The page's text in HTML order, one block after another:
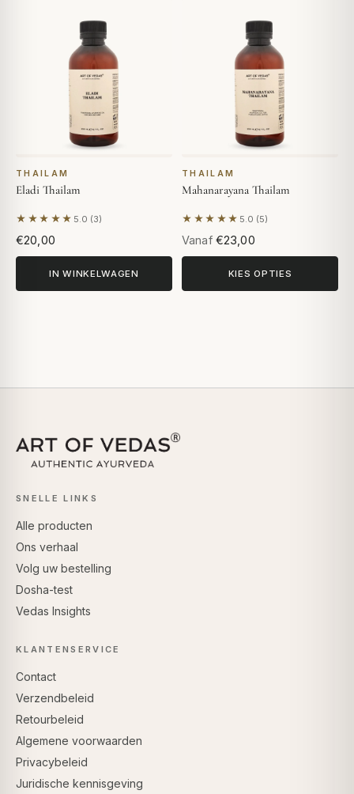
THAILAM
Eladi Thailam
★★★★★ 5.0 (3)
Gebaseerd op 3 beoordelingen
€20,00
IN WINKELWAGEN
THAILAM
Mahanarayana Thailam
★★★★★ 5.0 (5)
Gebaseerd op 5
Vanaf €23,00
KIES OPTIES
SNELLE LINKS
Alle producten
Ons verhaal
Volg uw bestelling
Dosha-test
Vedas Insights
KLANTENSERVICE
Contact
Verzendbeleid
Retourbeleid
Algemene voorwaarden
Privacybeleid
Juridische kennisgeving